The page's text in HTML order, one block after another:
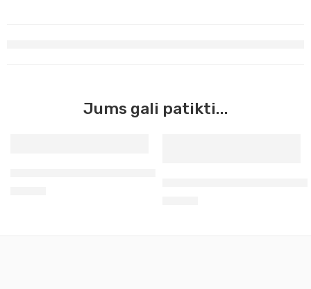
Jums gali patikti...